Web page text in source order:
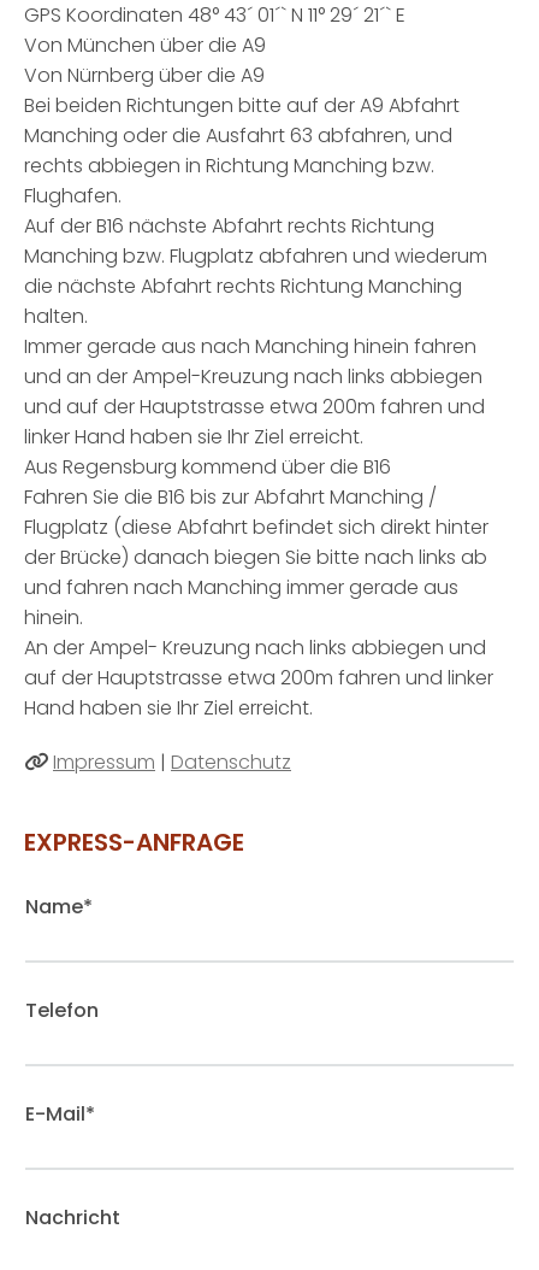
GPS Koordinaten 48° 43´ 01´` N 11° 29´ 21´` E
Von München über die A9
Von Nürnberg über die A9
Bei beiden Richtungen bitte auf der A9 Abfahrt
Manching oder die Ausfahrt 63 abfahren, und
rechts abbiegen in Richtung Manching bzw.
Flughafen.
Auf der B16 nächste Abfahrt rechts Richtung
Manching bzw. Flugplatz abfahren und wiederum
die nächste Abfahrt rechts Richtung Manching
halten.
Immer gerade aus nach Manching hinein fahren
und an der Ampel-Kreuzung nach links abbiegen
und auf der Hauptstrasse etwa 200m fahren und
linker Hand haben sie Ihr Ziel erreicht.
Aus Regensburg kommend über die B16
Fahren Sie die B16 bis zur Abfahrt Manching /
Flugplatz (diese Abfahrt befindet sich direkt hinter
der Brücke) danach biegen Sie bitte nach links ab
und fahren nach Manching immer gerade aus
hinein.
An der Ampel- Kreuzung nach links abbiegen und
auf der Hauptstrasse etwa 200m fahren und linker
Hand haben sie Ihr Ziel erreicht.
 Impressum | Datenschutz
EXPRESS-ANFRAGE
Name*
Telefon
E-Mail*
Nachricht